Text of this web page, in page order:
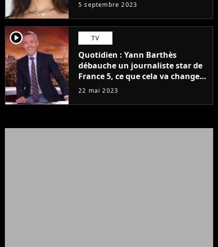
5 septembre 2023
player2 TV
Quotidien : Yann Barthès
débauche un journaliste star de
France 5, ce que cela va changer
à la rentrée
22 mai 2023